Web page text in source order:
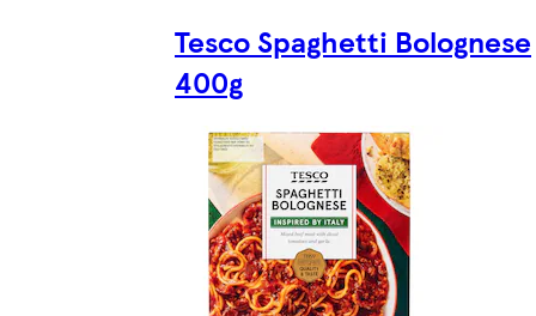
Tesco Spaghetti Bolognese
400g